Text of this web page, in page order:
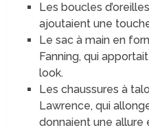
Les boucles
ajoutaient une
Le sac à main en
Fanning, qui
look.
Les chaussures à
Lawrence, qui
donnaient une allure